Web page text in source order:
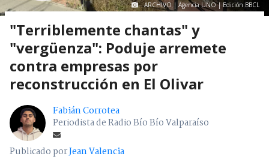
ARCHIVO | Agencia UNO | Edición BBCL
"Terriblemente chantas" y
"vergüenza": Poduje arremete
contra empresas por
reconstrucción en El Olivar
Fabián Corrotea
Periodista de Radio Bío Bío Valparaíso
Publicado porJean Valencia